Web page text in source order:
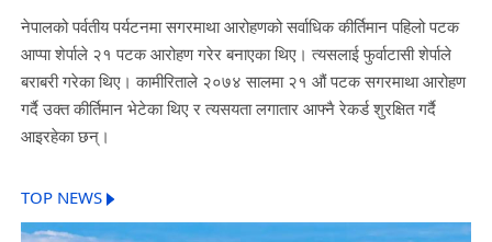
नेपालको पर्वतीय पर्यटनमा सगरमाथा आरोहणको सर्वाधिक कीर्तिमान पहिलो पटक
आप्पा शेर्पाले २१ पटक आरोहण गरेर बनाएका थिए। त्यसलाई फुर्वाटासी शेर्पाले
बराबरी गरेका थिए। कामीरिताले २०७४ सालमा २१ औं पटक सगरमाथा आरोहण
गर्दै उक्त कीर्तिमान भेटेका थिए र त्यसयता लगातार आफ्नै रेकर्ड शुरक्षित गर्दै
आइरहेका छन्।
TOP NEWS